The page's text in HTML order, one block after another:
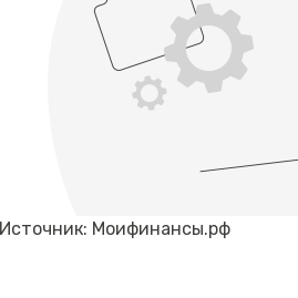
Источник: Моифинансы.рф